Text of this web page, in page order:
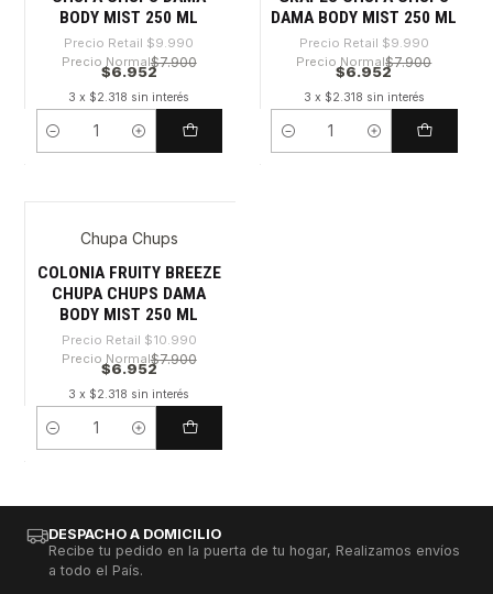
BODY MIST 250 ML
Precio Retail $9.990
Precio Normal$7.900
$6.952
3 x $2.318 sin interés
Cantidad
DAMA BODY MIST 250 ML
Precio Retail $9.990
Precio Normal$7.900
$6.952
3 x $2.318 sin interés
Cantidad
-36%Chupa Chups
COLONIA FRUITY BREEZE
CHUPA CHUPS DAMA
BODY MIST 250 ML
Precio Retail $10.990
Precio Normal$7.900
$6.952
3 x $2.318 sin interés
Cantidad
DESPACHO A DOMICILIO
Recibe tu pedido en la puerta de tu hogar, Realizamos envíos
a todo el País.